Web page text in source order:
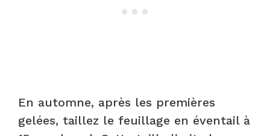
En automne, après les premières
gelées, taillez le feuillage en éventail à